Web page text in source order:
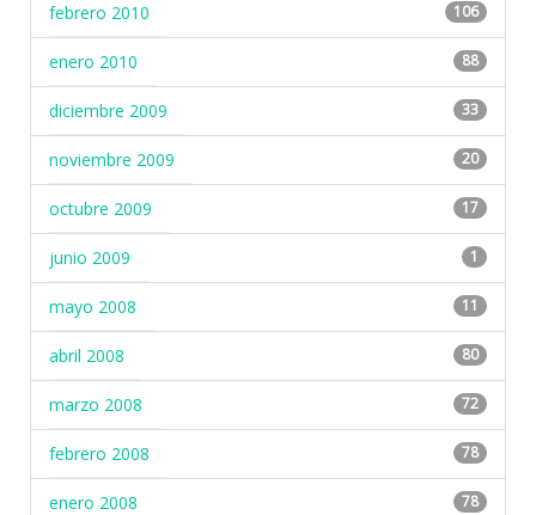
febrero 2010 106
enero 2010 88
diciembre 2009 33
noviembre 2009 20
octubre 2009 17
junio 2009 1
mayo 2008 11
abril 2008 80
marzo 2008 72
febrero 2008 78
enero 2008 78